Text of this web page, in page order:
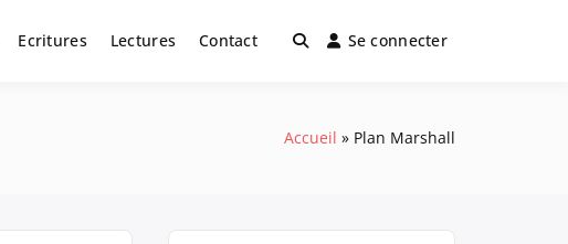
Ecritures Lectures Contact Se connecter
Accueil Plan Marshall